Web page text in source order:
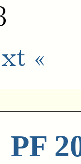
«
PF